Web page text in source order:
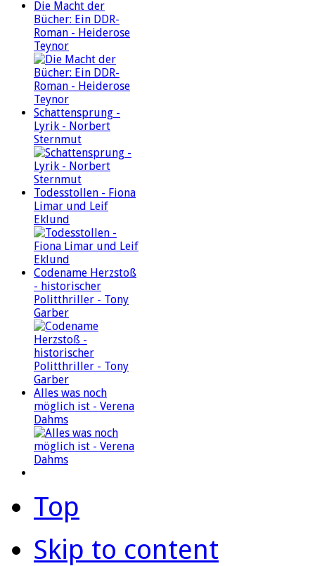
Die Macht der
Bücher: Ein DDR-
Roman - Heiderose
Teynor
Schattensprung -
Lyrik - Norbert
Sternmut
Todesstollen - Fiona
Limar und Leif
Eklund
Codename Herzstoß
- historischer
Politthriller - Tony
Garber
Alles was noch
möglich ist - Verena
Dahms
Top
Skip to content